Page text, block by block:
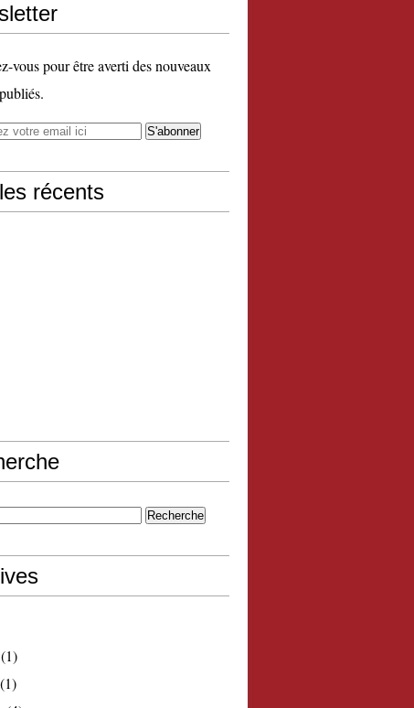
vous pour être averti des nouveaux
récents
(1)
(1)